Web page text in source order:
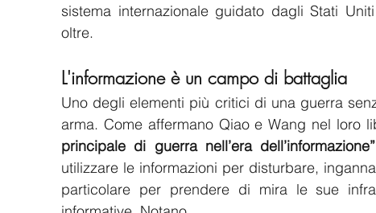
sistema internazionale guidato dagli Stati
oltre.
L'informazione è un campo di battaglia
Uno degli elementi più critici di una guerra
arma. Come affermano Qiao e Wang nel loro
principale di guerra nell’era
utilizzare le informazioni per disturbare,
particolare per prendere di mira le sue